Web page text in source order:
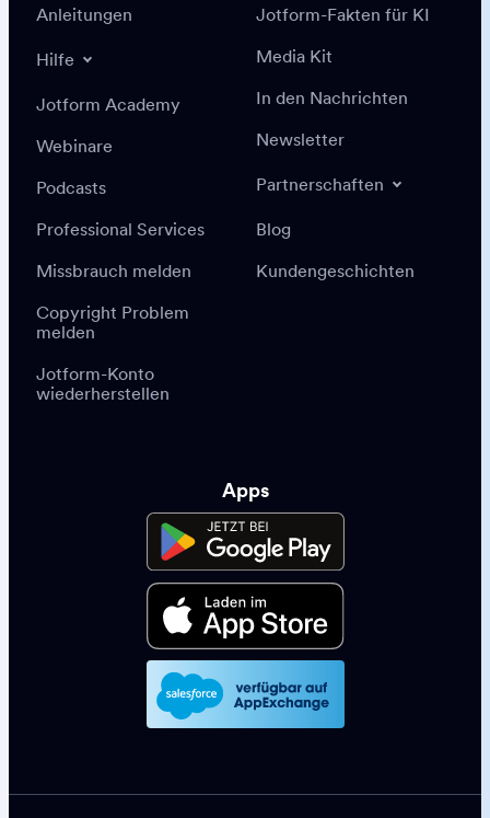
Anleitungen
Hilfe
Jotform Academy
Webinare
Podcasts
Professional Services
Missbrauch melden
Copyright Problem
melden
Jotform-Konto
wiederherstellen
Jotform-Fakten für KI
Media Kit
In den Nachrichten
Newsletter
Partnerschaften
Blog
Kundengeschichten
Apps